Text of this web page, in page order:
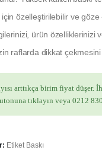
özelleştirilebilir ve
ürün özelliklerinizi
raflarda dikkat
arttıkça birim fiyat düşer.
tıklayın veya 0212
Etiket Baskı